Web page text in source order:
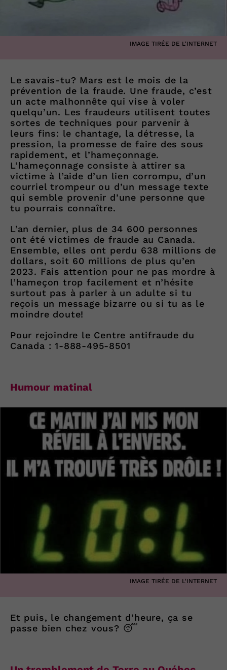
IMAGE TIRÉE DE L'INTERNET
Le savais-tu? Mars est le mois de la
prévention de la fraude. Une fraude, c’est
un acte malhonnête qui vise à voler
quelqu’un. Les fraudeurs utilisent toutes
sortes de techniques pour parvenir à
leurs fins: le chantage, la détresse, la
pression, la promesse de faire des sous
rapidement, et l’hameçonnage.
L’hameçonnage consiste à attirer sa
victime à l’aide d’un lien corrompu, d’un
courriel trompeur ou d’un message texte
qui semble provenir d’une personne que
tu pourrais connaître.
L’an dernier, plus de 34 600 personnes
ont été victimes de fraude au Canada.
Ensemble, elles ont perdu 638 millions de
dollars, soit 60 millions de plus qu’en
2023. Fais attention pour ne pas mordre à
l’hameçon trop facilement et n’hésite
surtout pas à parler à un adulte si tu
reçois un message bizarre ou si tu as le
moindre doute!
Pour rejoindre le Centre antifraude du
Canada : 1-888-495-8501
Humour matinal
IMAGE TIRÉE DE L'INTERNET
Et puis, le changement d’heure, ça se
passe bien chez vous? 😴